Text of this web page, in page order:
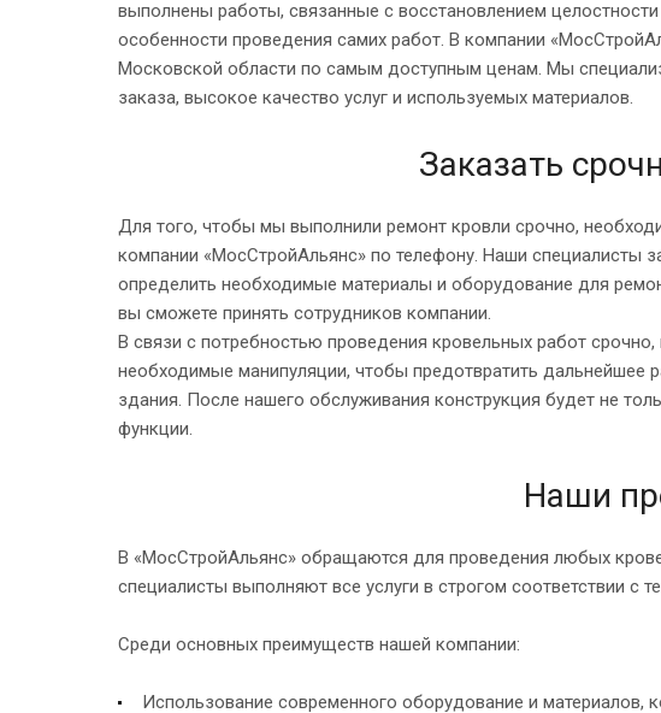
выполнены работы, связанные с восстановлением
особенности проведения самих работ. В компании
Московской области по самым доступным ценам. Мы
заказа, высокое качество услуг и используемых материалов.
Заказать
Для того, чтобы мы выполнили ремонт кровли срочно,
компании «МосСтройАльянс» по телефону. Наши специалисты
определить необходимые материалы и оборудование для
вы сможете принять сотрудников компании.
В связи с потребностью проведения кровельных работ
необходимые манипуляции, чтобы предотвратить
здания. После нашего обслуживания конструкция будет не
функции.
Наши
В «МосСтройАльянс» обращаются для проведения любых
специалисты выполняют все услуги в строгом соответствии с
Среди основных преимуществ нашей компании:
Использование современного оборудование и